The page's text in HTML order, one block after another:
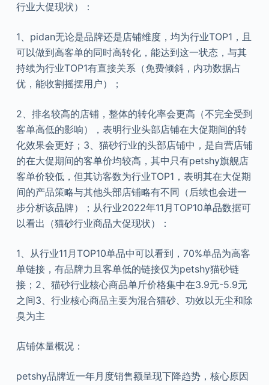
行业大促现状）：
1、pidan无论是品牌还是店铺维度，均为行业TOP1，且
可以做到高客单的同时高转化，能达到这一状态，与其
持续为行业TOP1有直接关系（免费倾斜，内功数据占
优，能收割摇摆用户）；
2、排名较高的店铺，整体的转化率会更高（不完全受到
客单高低的影响），表明行业头部店铺在大促期间的转
化效果会更好；3、猫砂行业的头部店铺中，是自营店铺
的在大促期间的客单价均较高，其中只有petshy旗舰店
客单价较低，但其访客数为行业TOP1，表明其在大促期
间的产品策略与其他头部店铺略有不同（后续也会进一
步分析该品牌）；从行业2022年11月TOP10单品数据可
以看出（猫砂行业商品大促现状）：
1、从行业11月TOP10单品中可以看到，70%单品为高客
单链接，有品牌力且客单低的链接仅为petshy猫砂链
接；2、猫砂行业核心商品单斤价格集中在3.9元-5.9元
之间3、行业核心商品主要为混合猫砂、功效以无尘和除
臭为主
店铺体量概况：
petshy品牌近一年月度销售额呈现下降趋势，核心原因